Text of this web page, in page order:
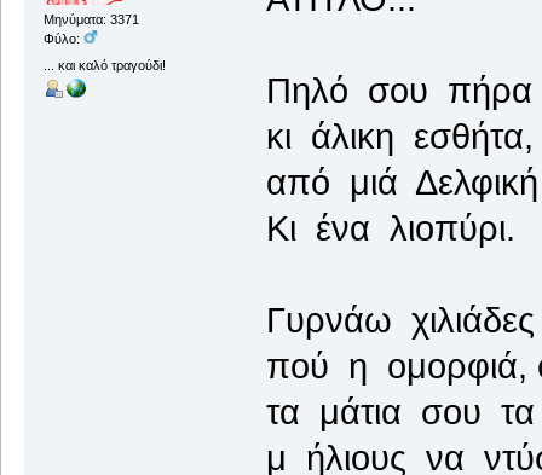
Μηνύματα: 3371
Φύλο:
... και καλό τραγούδι!
Πηλό σου πήρα
κι άλικη
από μιά
Κι ένα λιοπύρι.
Γυρνάω
πού η ομορφιά,
τα μάτια σου τα
μ ήλιους να